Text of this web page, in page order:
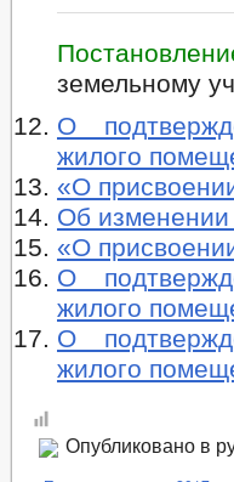
земельному
О
жилого
«О
Об изменении
«О
О
жилого
О
жилого
Опубликовано в